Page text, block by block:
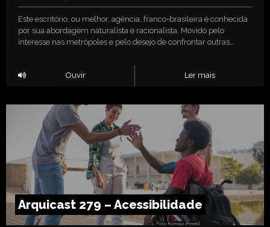
Este escritório, ou melhor, agência, franco-brasileira é conhecida
por sua abordagem naturalista e racionalista. Movido pelo
interesse nas metrópoles e pelo desejo de confrontar outras…
Ouvir Ler mais
Arquicast 279 – Acessibilidade